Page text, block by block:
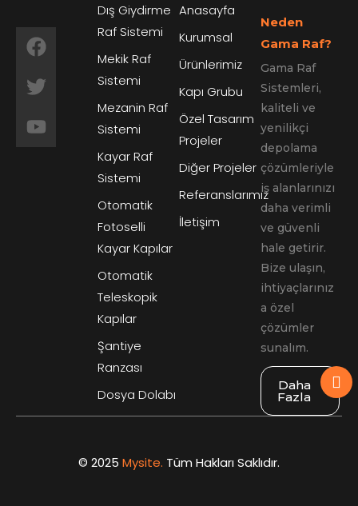
Dış Giydirme
Raf Sistemi
Mekik Raf
Sistemi
Mezanin Raf
Sistemi
Kayar Raf
Sistemi
Otomatik
Fotoselli
Kayar Kapılar
Otomatik
Teleskopik
Kapılar
Şantiye
Ranzası
Dosya Dolabı
Anasayfa
Kurumsal
Ürünlerimiz
Kapı Grubu
Özel Tasarım
Projeler
Diğer Projeler
Referanslarımız
İletişim
Neden
Gama Raf?
Gama Raf
Sistemleri,
kaliteli ve
yenilikçi
depolama
çözümleriyle
iş alanlarınızı
daha verimli
ve güvenli
hale getirir.
Bize ulaşın,
ihtiyaçlarınız
a özel
çözümler
sunalım.
Daha
Fazla
© 2025 Mysite. Tüm Hakları Saklıdır.